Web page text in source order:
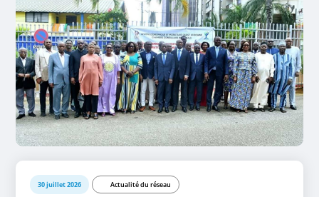
30 juillet 2026 Actualité du réseau